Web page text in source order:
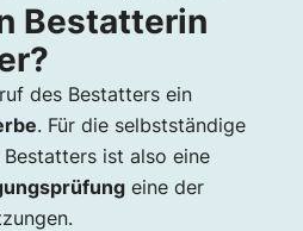
Bestatterin
des Bestatters ein
. Für die selbstständige
ist also eine
eine der